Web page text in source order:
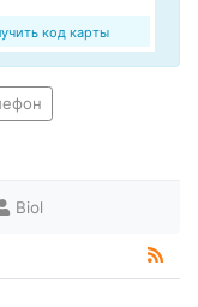
код карты
Biol